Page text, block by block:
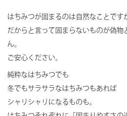
はちみつが固まるのは自然なことです
だからと言って固まらないものが偽
ん。
ご安心ください。
純粋なはちみつでも
冬でもサラサラなはちみつもあれば
シャリシャリになるものも。